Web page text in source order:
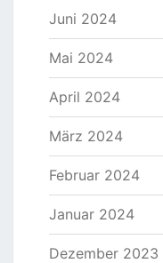
Juni 2024
Mai 2024
April 2024
März 2024
Februar 2024
Januar 2024
Dezember 2023